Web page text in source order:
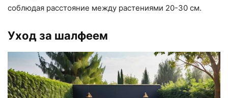
соблюдая расстояние между растениями 20-30 см.
Уход за шалфеем